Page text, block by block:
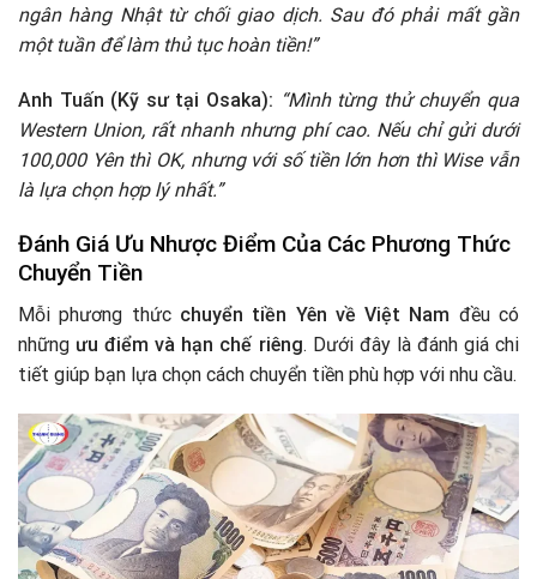
ngân hàng Nhật từ chối giao dịch. Sau đó phải mất gần
một tuần để làm thủ tục hoàn tiền!”
Anh Tuấn (Kỹ sư tại Osaka): “Mình từng thử chuyển qua
Western Union, rất nhanh nhưng phí cao. Nếu chỉ gửi dưới
100,000 Yên thì OK, nhưng với số tiền lớn hơn thì Wise vẫn
là lựa chọn hợp lý nhất.”
Đánh Giá Ưu Nhược Điểm Của Các Phương Thức
Chuyển Tiền
Mỗi phương thức chuyển tiền Yên về Việt Nam đều có
những ưu điểm và hạn chế riêng. Dưới đây là đánh giá chi
tiết giúp bạn lựa chọn cách chuyển tiền phù hợp với nhu cầu.